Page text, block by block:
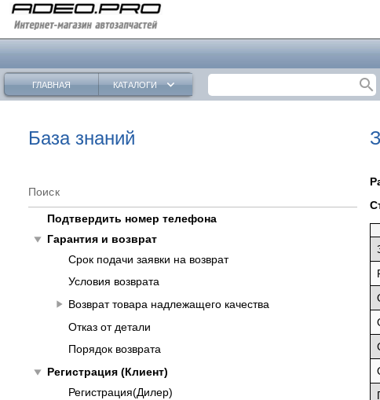
ГЛАВНАЯ КАТАЛОГИ keyboard_arrow_down search
База знаний
Поиск
Подтвердить номер телефона
play_arrow Гарантия и возврат
Срок подачи заявки на возврат
Условия возврата
play_arrow Возврат товара надлежащего качества
Отказ от детали
Порядок возврата
play_arrow Регистрация (Клиент)
Регистрация(Дилер)